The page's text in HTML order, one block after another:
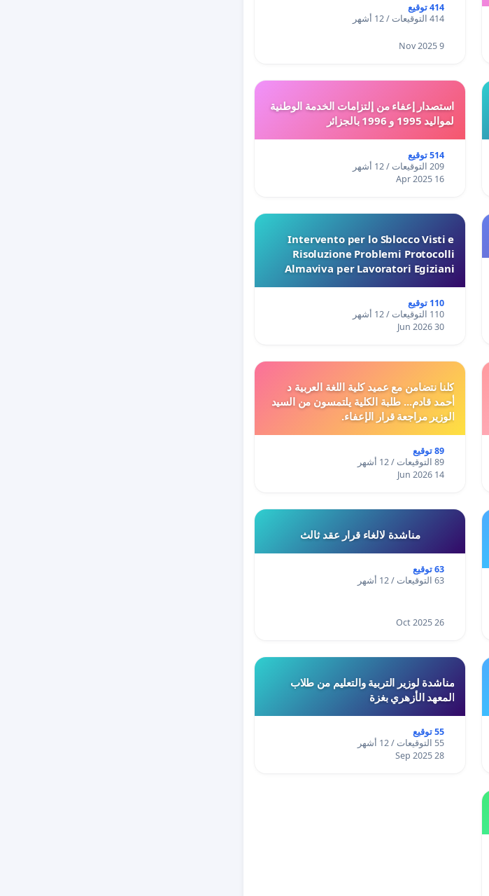
414 توقيع
414 التوقيعات / 12 أشهر
9 Nov 2025
استصدار إعفاء من إلتزامات الخدمة الوطنية
لمواليد 1995 و 1996 بالجزائر
514 توقيع
209 التوقيعات / 12 أشهر
16 Apr 2025
Intervento per lo Sblocco Visti e
Risoluzione Problemi Protocolli
Almaviva per Lavoratori Egiziani
110 توقيع
110 التوقيعات / 12 أشهر
30 Jun 2026
كلنا نتضامن مع عميد كلية اللغة العربية د
أحمد قادم... طلبة الكلية يلتمسون من السيد
الوزير مراجعة قرار الإعفاء.
89 توقيع
89 التوقيعات / 12 أشهر
14 Jun 2026
مناشدة لالغاء قرار عقد ثالث
63 توقيع
63 التوقيعات / 12 أشهر
26 Oct 2025
مناشدة لوزير التربية والتعليم من طلاب
المعهد الأزهري بغزة
55 توقيع
55 التوقيعات / 12 أشهر
28 Sep 2025